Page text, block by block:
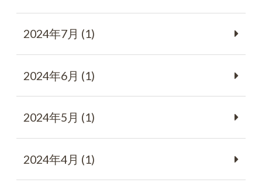
2024年7月 (1)
2024年6月 (1)
2024年5月 (1)
2024年4月 (1)